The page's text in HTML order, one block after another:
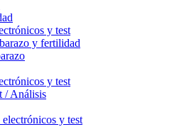
y test
y fertilidad
y test
/ Análisis
y test